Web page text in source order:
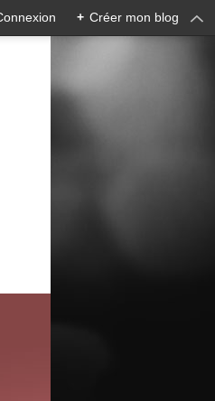
+ Créer mon blog